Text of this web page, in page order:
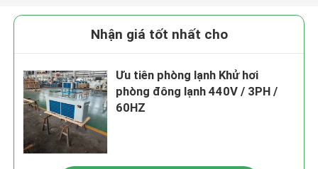
Nhận giá tốt nhất cho
Ưu tiên phòng lạnh Khử hơi
phòng đông lạnh 440V / 3PH /
60HZ